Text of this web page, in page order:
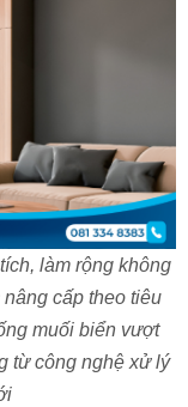
làm rộng không
cấp theo tiêu
muối biển vượt
từ công nghệ xử lý
HỆ CLASS A